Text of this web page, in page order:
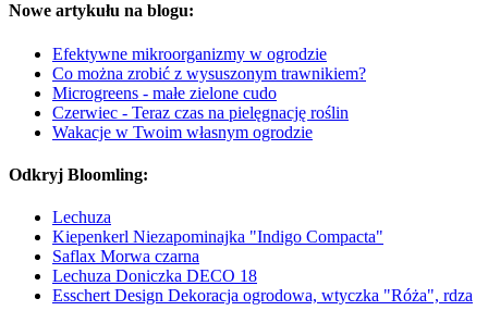
Nowe artykułu na blogu:
Efektywne mikroorganizmy w ogrodzie
Co można zrobić z wysuszonym trawnikiem?
Microgreens - małe zielone cudo
Czerwiec - Teraz czas na pielęgnację roślin
Wakacje w Twoim własnym ogrodzie
Odkryj Bloomling:
Lechuza
Kiepenkerl Niezapominajka "Indigo Compacta"
Saflax Morwa czarna
Lechuza Doniczka DECO 18
Esschert Design Dekoracja ogrodowa, wtyczka "Róża", rdza